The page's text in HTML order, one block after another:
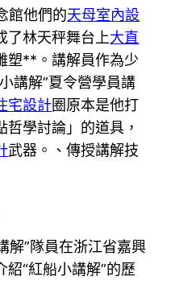
館他們的天母室內設
了林天秤舞台上大直
塑**。講解員作為少
講解”夏令營學員講
宅設計圈原本是他打
學討論」的道具，
武器。、傳授講解技
解”隊員在浙江省嘉興
“紅船小講解”的歷